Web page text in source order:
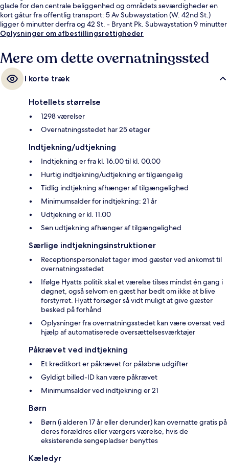
glade for den centrale beliggenhed og områdets seværdigheder en
kort gåtur fra offentlig transport: 5 Av Subwaystation (W. 42nd St.)
ligger 6 minutter derfra og 42 St. - Bryant Pk. Subwaystation 9 minutter
væk.
Oplysninger om afbestillingsrettigheder
Mere om dette overnatningssted
I korte træk
Hotellets størrelse
1298 værelser
Overnatningsstedet har 25 etager
Indtjekning/udtjekning
Indtjekning er fra kl. 16.00 til kl. 00.00
Hurtig indtjekning/udtjekning er tilgængelig
Tidlig indtjekning afhænger af tilgængelighed
Minimumsalder for indtjekning: 21 år
Udtjekning er kl. 11.00
Sen udtjekning afhænger af tilgængelighed
Særlige indtjekningsinstruktioner
Receptionspersonalet tager imod gæster ved ankomst til
overnatningsstedet
Ifølge Hyatts politik skal et værelse tilses mindst én gang i
døgnet, også selvom en gæst har bedt om ikke at blive
forstyrret. Hyatt forsøger så vidt muligt at give gæster
besked på forhånd
Oplysninger fra overnatningsstedet kan være oversat ved
hjælp af automatiserede oversættelsesværktøjer
Påkrævet ved indtjekning
Et kreditkort er påkrævet for påløbne udgifter
Gyldigt billed-ID kan være påkrævet
Minimumsalder ved indtjekning er 21
Børn
Børn (i alderen 17 år eller derunder) kan overnatte gratis på
deres forældres eller værgers værelse, hvis de
eksisterende sengepladser benyttes
Kæledyr